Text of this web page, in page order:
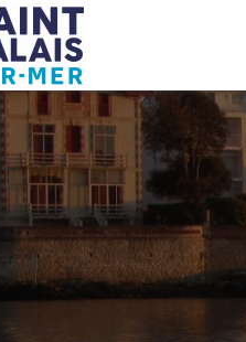
des cookies